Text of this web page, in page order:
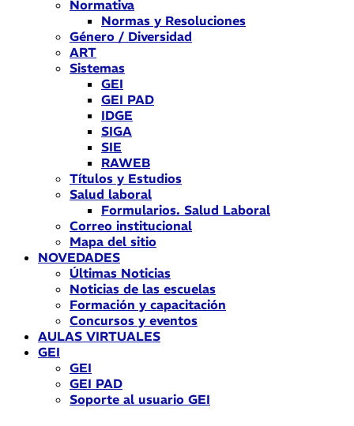
Normativa
Normas y Resoluciones
Género / Diversidad
ART
Sistemas
GEI
GEI PAD
IDGE
SIGA
SIE
RAWEB
Títulos y Estudios
Salud laboral
Formularios. Salud Laboral
Correo institucional
Mapa del sitio
NOVEDADES
Últimas Noticias
Noticias de las escuelas
Formación y capacitación
Concursos y eventos
AULAS VIRTUALES
GEI
GEI
GEI PAD
Soporte al usuario GEI